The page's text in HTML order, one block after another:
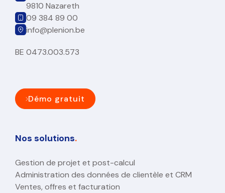
9810 Nazareth
09 384 89 00
info@plenion.be
BE 0473.003.573
Démo gratuit
Nos solutions.
Gestion de projet et post-calcul
Administration des données de clientèle et CRM
Ventes, offres et facturation